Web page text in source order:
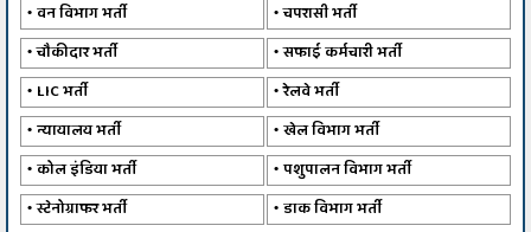
वन विभाग भर्ती
चपरासी भर्ती
चौकीदार भर्ती
सफाई कर्मचारी भर्ती
LIC भर्ती
रेलवे भर्ती
न्यायालय भर्ती
खेल विभाग भर्ती
कोल इंडिया भर्ती
पशुपालन विभाग भर्ती
स्टेनोग्राफर भर्ती
डाक विभाग भर्ती